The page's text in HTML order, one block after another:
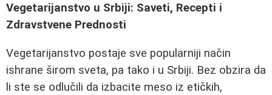
Vegetarijanstvo u Srbiji: Saveti, Recepti i
Zdravstvene Prednosti
Vegetarijanstvo postaje sve popularniji način
ishrane širom sveta, pa tako i u Srbiji. Bez obzira da
li ste se odlučili da izbacite meso iz etičkih,